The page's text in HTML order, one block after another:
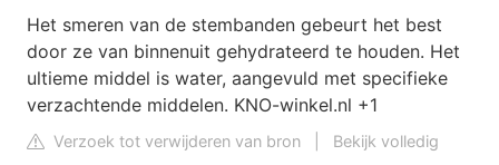
Het smeren van de stembanden gebeurt het best
door ze van binnenuit gehydrateerd te houden. Het
ultieme middel is water, aangevuld met specifieke
verzachtende middelen. KNO-winkel.nl +1
Verzoek tot verwijderen van bron
Bekijk volledig